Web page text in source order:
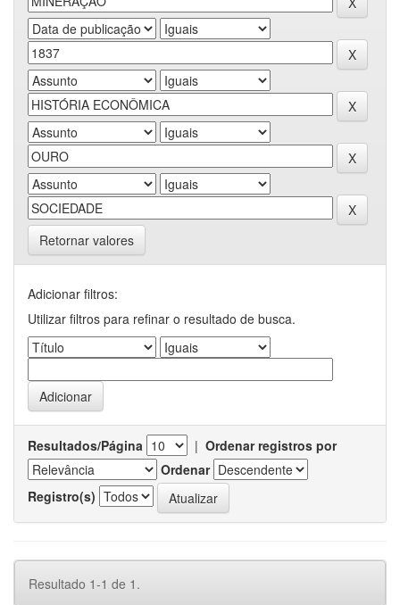
Retornar valores
Adicionar filtros:
Utilizar filtros para refinar o resultado de busca.
Resultados/Página | Ordenar registros por
Ordenar
Registro(s)
Resultado 1-1 de 1.